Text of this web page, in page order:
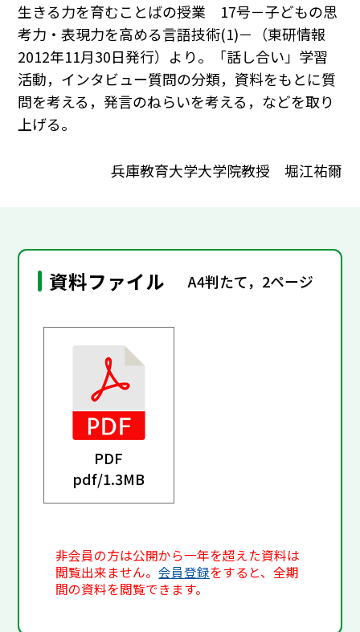
生きる力を育むことばの授業 17号－子どもの思
考力・表現力を高める言語技術(1)－（東研情報
2012年11月30日発行）より。「話し合い」学習
活動，インタビュー質問の分類，資料をもとに質
問を考える，発言のねらいを考える，などを取り
上げる。
兵庫教育大学大学院教授 堀江祐爾
資料ファイル A4判たて，2ページ
PDF
pdf/1.3MB
非会員の方は公開から一年を超えた資料は
閲覧出来ません。会員登録をすると、全期
間の資料を閲覧できます。